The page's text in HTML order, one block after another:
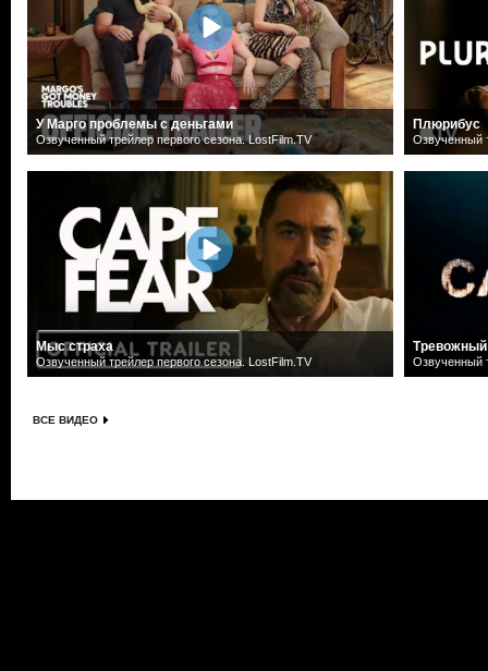
У Марго проблемы с деньгами
Озвученный трейлер первого сезона. LostFilm.TV
Мыс страха
Озвученный трейлер первого сезона. LostFilm.TV
Плюрибус
Озвученный
Тревожный
Озвученный
ВСЕ ВИДЕО